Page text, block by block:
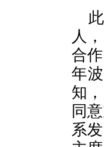
人
合
年
知
同
系